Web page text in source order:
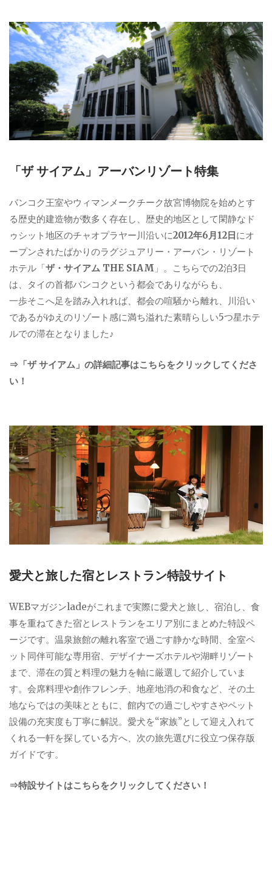
リ
ー
「ザ サイアム」アーバンリゾート特集
バンコク王室やウィマンメークチーク故宮博物院を始めとす
る歴史的建造物が数多く存在し、歴史的地区として閑静なド
ゥシット地区のチャオプラヤー川沿いに2012年6月12日にオ
ープンされたばかりのラグジュアリー・アーバン・リゾート
ホテル「ザ・サイアム THE SIAM 」。こちらでの2泊3日
は、タイの首都バンコクという都会でありながらも、
一歩そこへ足を踏み入れれば、都会の喧騒から離れ、川沿い
であるがゆえのリゾート感に満ち溢れた素晴らしい5つ星ホテ
ルでの滞在となりました♪
⇒「ザ サイアム」の詳細記事はこちらをクリックしてくださ
い！
愛犬と旅した宿とレストラン特設サイト
WEBマガジンladeがこれまで実際に愛犬と旅し、宿泊し、食
事を重ねてきた宿とレストランをエリア別にまとめた特設ペ
ージです。温泉旅館の離れ客室で過ごす静かな時間、全室ペ
ット同伴可能な専用宿、デザイナーズホテルや湖畔リゾート
まで、滞在の質と料理の魅力を軸に厳選して紹介していま
す。会席料理や創作フレンチ、地産地消の和食など、その土
地ならではの美味とともに、館内での過ごしやすさやペット
設備の充実度も丁寧に解説。愛犬を“家族”として迎え入れて
くれる一軒を探している方へ、次の旅先選びに役立つ保存版
ガイドです。
⇒特設サイトはこちらをクリックしてください！